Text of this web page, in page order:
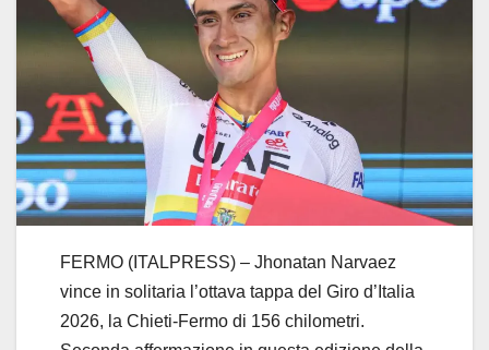
FERMO (ITALPRESS) – Jhonatan Narvaez
vince in solitaria l’ottava tappa del Giro d’Italia
2026, la Chieti-Fermo di 156 chilometri.